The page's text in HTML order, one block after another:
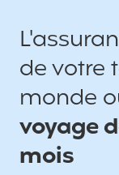
de votre
monde
voyage
mois